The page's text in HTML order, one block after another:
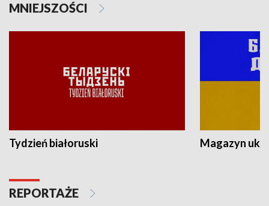
MNIEJSZOŚCI
Tydzień białoruski Magazyn
REPORTAŻE